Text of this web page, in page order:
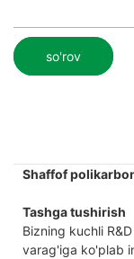
so'rov
Shaffof
Tashga tushirish
Bizning kuchli
varag'iga ko'plab